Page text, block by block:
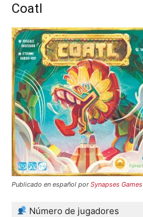
Coatl
Publicado en español porSynapses Games
Número de jugadores